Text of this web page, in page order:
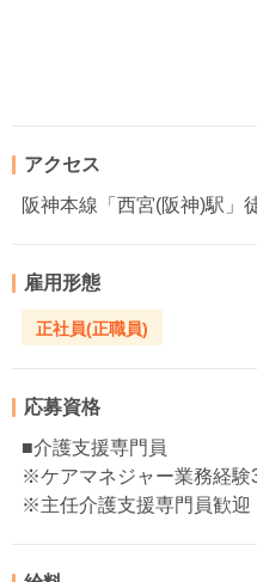
アクセス
阪神本線「西宮(阪神)駅」
雇用形態
正社員(正職員)
応募資格
■介護支援専門員
※ケアマネジャー業務経験
※主任介護支援専門員歓迎